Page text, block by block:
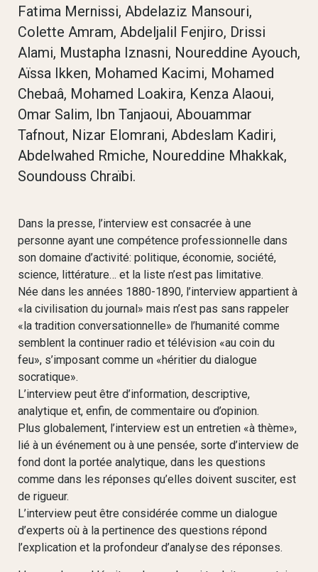
Fatima Mernissi, Abdelaziz Mansouri,
Colette Amram, Abdeljalil Fenjiro, Drissi
Alami, Mustapha Iznasni, Noureddine Ayouch,
Aïssa Ikken, Mohamed Kacimi, Mohamed
Chebaâ, Mohamed Loakira, Kenza Alaoui,
Omar Salim, Ibn Tanjaoui, Abouammar
Tafnout, Nizar Elomrani, Abdeslam Kadiri,
Abdelwahed Rmiche, Noureddine Mhakkak,
Soundouss Chraïbi.
Dans la presse, l’interview est consacrée à une
personne ayant une compétence professionnelle dans
son domaine d’activité: politique, économie, société,
science, littérature… et la liste n’est pas limitative.
Née dans les années 1880-1890, l’interview appartient à
«la civilisation du journal» mais n’est pas sans rappeler
«la tradition conversationnelle» de l’humanité comme
semblent la continuer radio et télévision «au coin du
feu», s’imposant comme un «héritier du dialogue
socratique».
L’interview peut être d’information, descriptive,
analytique et, enfin, de commentaire ou d’opinion.
Plus globalement, l’interview est un entretien «à thème»,
lié à un événement ou à une pensée, sorte d’interview de
fond dont la portée analytique, dans les questions
comme dans les réponses qu’elles doivent susciter, est
de rigueur.
L’interview peut être considérée comme un dialogue
d’experts où à la pertinence des questions répond
l’explication et la profondeur d’analyse des réponses.